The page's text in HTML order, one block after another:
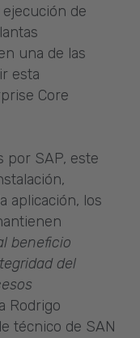
de
una de las
esta
Core
por SAP, este
aplicación, los
beneficio
del
Rodrigo
técnico de SAN